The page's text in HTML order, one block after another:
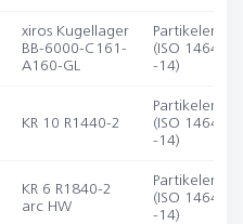
xiros Kugellager
BB-6000-C161-
A160-GL
(ISO 14644-
-14)
KR 10 R1440-2
(ISO 14644-
-14)
KR 6 R1840-2
arc HW
(ISO 14644-
-14)